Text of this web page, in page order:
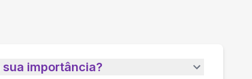
sua importância?